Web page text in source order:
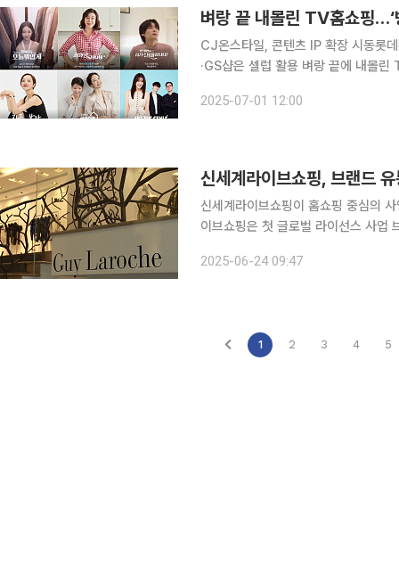
벼랑 끝 내몰린 TV홈쇼핑…‘
CJ온스타일, 콘텐츠 IP 확장 시동롯
·GS샵은 셀럽 활용 벼랑 끝에 내몰린 TV홈쇼핑업계가 생존 방안을 찾기 위해 안간힘을 쓰고 있다.
이 높은 영시니어의 쇼핑 수요를 잡겠
2025-07-01 12:00
신세계라이브쇼핑, 브랜드
신세계라이브쇼핑이 홈쇼핑 중심의 사업
이브쇼핑은 첫 글로벌 라이선스 사
보해 하반기부터 상품을 전개할 예정
2025-06-24 09:47
1 2 3 4 5